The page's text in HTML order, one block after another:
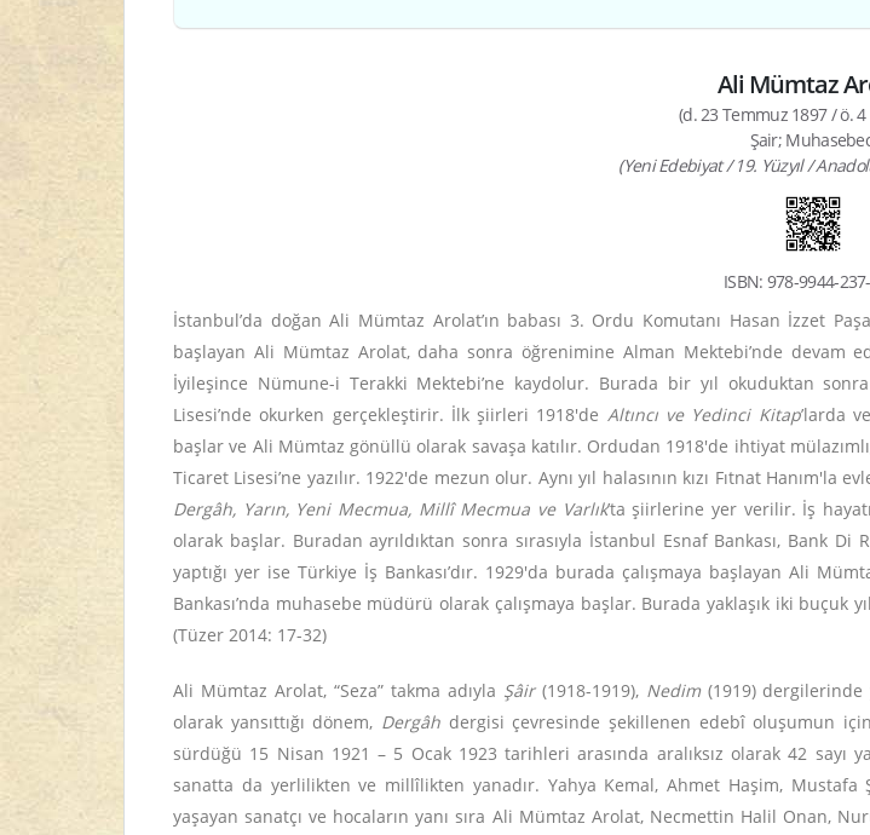
Ali Mümtaz
(d. 23 Temmuz 1897 / ö. 4
Şair;
(Yeni Edebiyat / 19. Yüzyıl /
ISBN: 978-9944-
İstanbul’da doğan Ali Mümtaz Arolat’ın babası 3. Ordu Komutanı Hasan İzzet
başlayan Ali Mümtaz Arolat, daha sonra öğrenimine Alman Mektebi’nde devam
İyileşince Nümune-i Terakki Mektebi’ne kaydolur. Burada bir yıl okuduktan
Lisesi’nde okurken gerçekleştirir. İlk şiirleri 1918'de Altıncı ve Yedinci Kitap’larda ve
başlar ve Ali Mümtaz gönüllü olarak savaşa katılır. Ordudan 1918'de ihtiyat
Ticaret Lisesi’ne yazılır. 1922'de mezun olur. Aynı yıl halasının kızı Fıtnat
Dergâh, Yarın, Yeni Mecmua, Millî Mecmua ve Varlık’ta şiirlerine yer verilir. İş
olarak başlar. Buradan ayrıldıktan sonra sırasıyla İstanbul Esnaf Bankası, Bank Di
yaptığı yer ise Türkiye İş Bankası’dır. 1929'da burada çalışmaya başlayan Ali
Bankası’nda muhasebe müdürü olarak çalışmaya başlar. Burada yaklaşık iki
(Tüzer 2014: 17-32)
Ali Mümtaz Arolat, “Seza” takma adıyla Şâir (1918-1919), Nedim(1919) dergilerinde
olarak yansıttığı dönem, Dergâhdergisi çevresinde şekillenen edebî oluşumun
sürdüğü 15 Nisan 1921 – 5 Ocak 1923 tarihleri arasında aralıksız olarak 42
sanatta da yerlilikten ve millîlikten yanadır. Yahya Kemal, Ahmet Haşim,
yaşayan sanatçı ve hocaların yanı sıra Ali Mümtaz Arolat, Necmettin Halil Onan,